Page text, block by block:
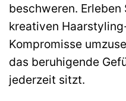
beschweren. Erleben
kreativen
Kompromisse
das beruhigende
jederzeit sitzt.